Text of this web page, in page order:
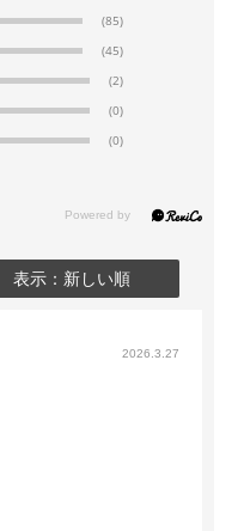
(85)
(45)
(2)
(0)
(0)
表示：新しい順
2026.3.27